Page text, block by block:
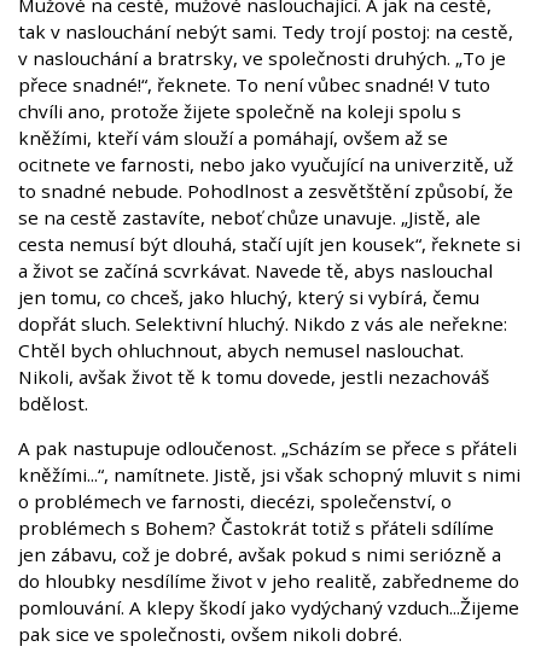
tak v naslouchání nebýt sami. Tedy trojí postoj: na cestě,
v naslouchání a bratrsky, ve společnosti druhých. „To je
přece snadné!“, řeknete. To není vůbec snadné! V tuto
chvíli ano, protože žijete společně na koleji spolu s
kněžími, kteří vám slouží a pomáhají, ovšem až se
ocitnete ve farnosti, nebo jako vyučující na univerzitě, už
to snadné nebude. Pohodlnost a zesvětštění způsobí, že
se na cestě zastavíte, neboť chůze unavuje. „Jistě, ale
cesta nemusí být dlouhá, stačí ujít jen kousek“, řeknete si
a život se začíná scvrkávat. Navede tě, abys naslouchal
jen tomu, co chceš, jako hluchý, který si vybírá, čemu
dopřát sluch. Selektivní hluchý. Nikdo z vás ale neřekne:
Chtěl bych ohluchnout, abych nemusel naslouchat.
Nikoli, avšak život tě k tomu dovede, jestli nezachováš
bdělost.
A pak nastupuje odloučenost. „Scházím se přece s přáteli
kněžími...“, namítnete. Jistě, jsi však schopný mluvit s nimi
o problémech ve farnosti, diecézi, společenství, o
problémech s Bohem? Častokrát totiž s přáteli sdílíme
jen zábavu, což je dobré, avšak pokud s nimi seriózně a
do hloubky nesdílíme život v jeho realitě, zabředneme do
pomlouvání. A klepy škodí jako vydýchaný vzduch...Žijeme
pak sice ve společnosti, ovšem nikoli dobré.